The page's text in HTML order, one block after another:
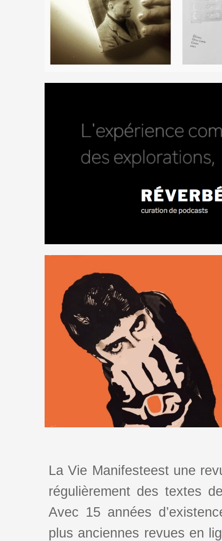
La Vie Manifesteest une
régulièrement des textes
Avec 15 années
plus anciennes revues en